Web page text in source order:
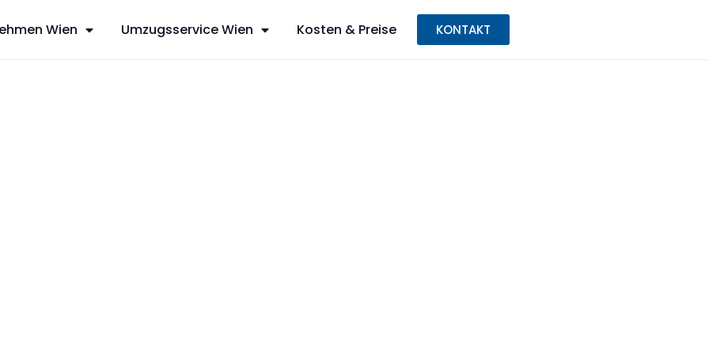
Wien Umzugsservice Wien Kosten & Preise KONTAKT